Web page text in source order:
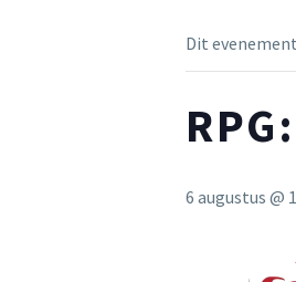
Dit
6 augustus @